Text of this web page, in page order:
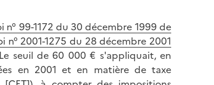
n° 99-1172 du 30 décembre 1999 de
n° 2001-1275 du 28 décembre 2001
seuil de 60 000 € s'appliquait, en
en 2001 et en matière de taxe